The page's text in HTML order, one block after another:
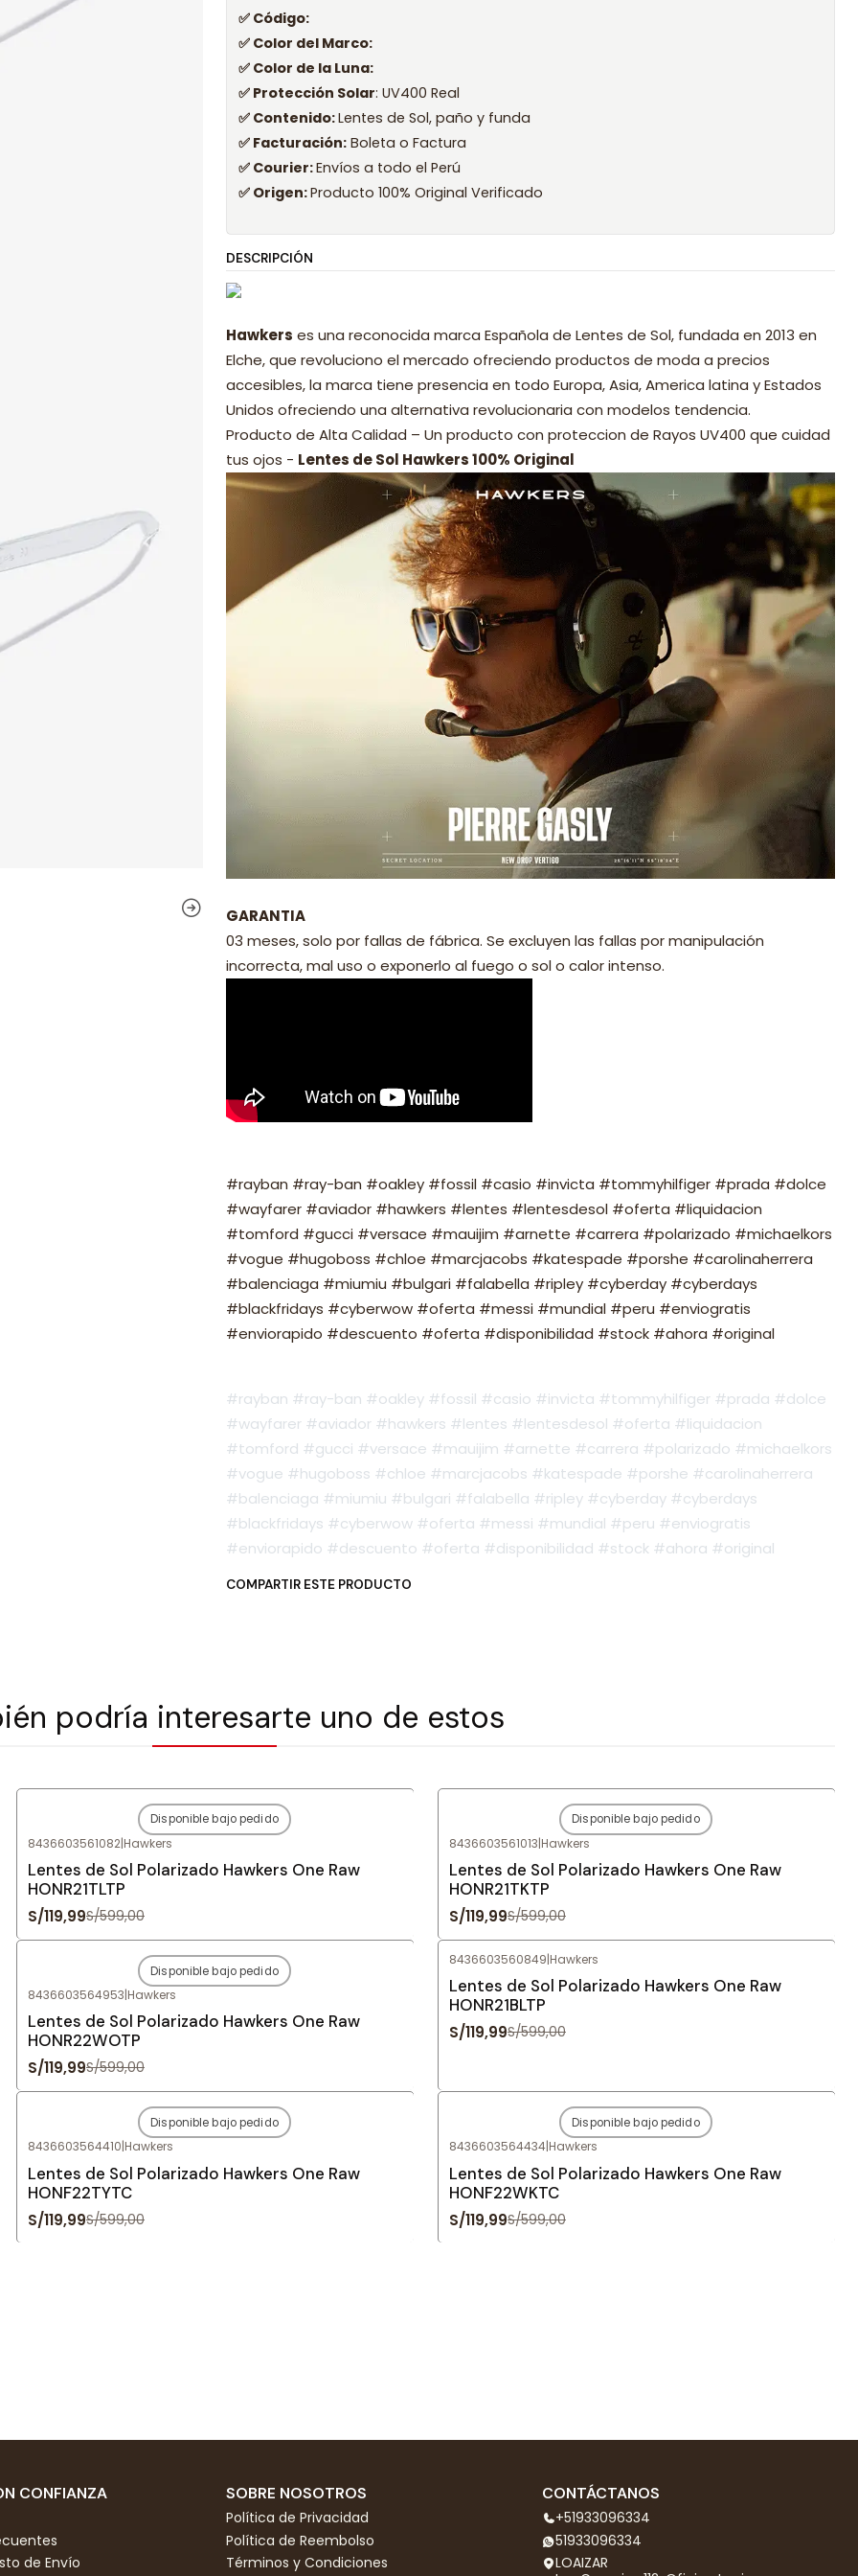
✅ Código:
✅ Color del Marco:
✅ Color de la Luna:
✅ Protección Solar: UV400 Real
✅ Contenido:Lentes de Sol, paño y funda
✅ Facturación: Boleta o Factura
✅ Courier:Envíos a todo el Perú
✅ Origen:Producto 100% Original Verificado
DESCRIPCIÓN
Hawkers es una reconocida marca Española de Lentes de Sol, fundada en 2013 en
Elche, que revoluciono el mercado ofreciendo productos de moda a precios
accesibles, la marca tiene presencia en todo Europa, Asia, America latina y Estados
Unidos ofreciendo una alternativa revolucionaria con modelos tendencia.
Producto de Alta Calidad – Un producto con proteccion de Rayos UV400 que cuidad
tus ojos - Lentes de Sol Hawkers 100% Original
GARANTIA
03 meses, solo por fallas de fábrica. Se excluyen las fallas por manipulación
incorrecta, mal uso o exponerlo al fuego o sol o calor intenso.
#rayban #ray-ban #oakley #fossil #casio #invicta #tommyhilfiger #prada #dolce
#wayfarer #aviador #hawkers #lentes #lentesdesol #oferta #liquidacion
#tomford #gucci #versace #mauijim #arnette #carrera #polarizado #michaelkors
#vogue #hugoboss #chloe #marcjacobs #katespade #porshe #carolinaherrera
#balenciaga #miumiu #bulgari #falabella #ripley #cyberday #cyberdays
#blackfridays #cyberwow #oferta #messi #mundial #peru #enviogratis
#enviorapido #descuento #oferta #disponibilidad #stock #ahora #original
#rayban #ray-ban #oakley #fossil #casio #invicta #tommyhilfiger #prada #dolce
#wayfarer #aviador #hawkers #lentes #lentesdesol #oferta #liquidacion
#tomford #gucci #versace #mauijim #arnette #carrera #polarizado #michaelkors
#vogue #hugoboss #chloe #marcjacobs #katespade #porshe #carolinaherrera
#balenciaga #miumiu #bulgari #falabella #ripley #cyberday #cyberdays
#blackfridays #cyberwow #oferta #messi #mundial #peru #enviogratis
#enviorapido #descuento #oferta #disponibilidad #stock #ahora #original
COMPARTIR ESTE PRODUCTO
podría interesarte uno de estos
Agotado
Disponible bajo pedido
8436603561082|Hawkers
Lentes de Sol Polarizado Hawkers One Raw
HONR21TLTP
S/119,99S/599,00
Agotado
Disponible bajo pedido
8436603561013|Hawkers
Lentes de Sol Polarizado Hawkers One Raw
HONR21TKTP
S/119,99S/599,00
Agotado
Disponible bajo pedido
8436603564953|Hawkers
Lentes de Sol Polarizado Hawkers One Raw
HONR22WOTP
S/119,99S/599,00
8436603560849|Hawkers
Lentes de Sol Polarizado Hawkers One Raw
HONR21BLTP
S/119,99S/599,00
Agotado
Disponible bajo pedido
8436603564410|Hawkers
Lentes de Sol Polarizado Hawkers One Raw
HONF22TYTC
S/119,99S/599,00
Agotado
Disponible bajo pedido
8436603564434|Hawkers
Lentes de Sol Polarizado Hawkers One Raw
HONF22WKTC
S/119,99S/599,00
CONFIANZA
de Envío
SOBRE NOSOTROS
Política de Privacidad
Política de Reembolso
Términos y Condiciones
CONTÁCTANOS
+51933096334
51933096334
LOAIZAR